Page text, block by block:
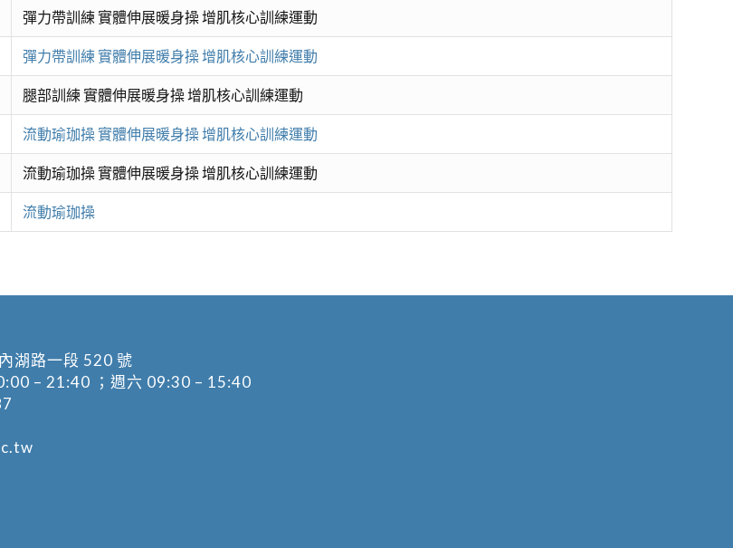
彈力帶訓練 實體伸展暖身操 增肌核心訓練運動
彈力帶訓練 實體伸展暖身操 增肌核心訓練運動
腿部訓練 實體伸展暖身操 增肌核心訓練運動
流動瑜珈操 實體伸展暖身操 增肌核心訓練運動
流動瑜珈操 實體伸展暖身操 增肌核心訓練運動
流動瑜珈操
湖路一段 520 號
– 21:40 ；週六 09:30 – 15:40